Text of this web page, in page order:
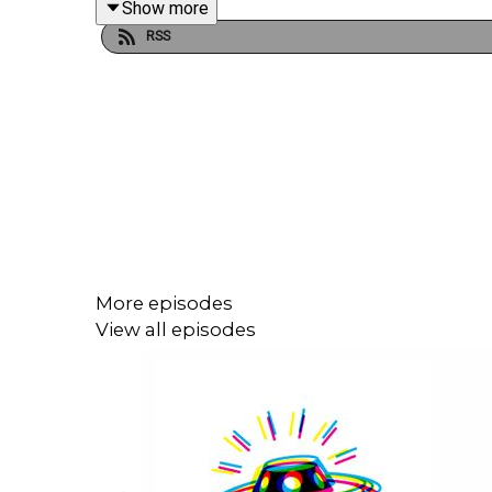
Hier findest du alle Infos und Rabatte unserer
Show more
RSS
More episodes
View all episodes